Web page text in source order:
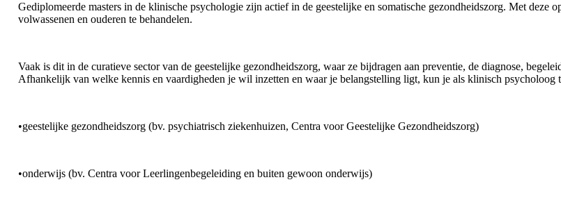
Gediplomeerde masters in de klinische psychologie zijn actief in de geestelijke en somatische gezondheidszorg. Met
volwassenen en ouderen te behandelen.
Vaak is dit in de curatieve sector van de geestelijke gezondheidszorg, waar ze bijdragen aan preventie, de diagnose,
Afhankelijk van welke kennis en vaardigheden je wil inzetten en waar je belangstelling ligt, kun je als klinisch psycholoog
•geestelijke gezondheidszorg (bv. psychiatrisch ziekenhuizen, Centra voor Geestelijke Gezondheidszorg)
•onderwijs (bv. Centra voor Leerlingenbegeleiding en buiten gewoon onderwijs)